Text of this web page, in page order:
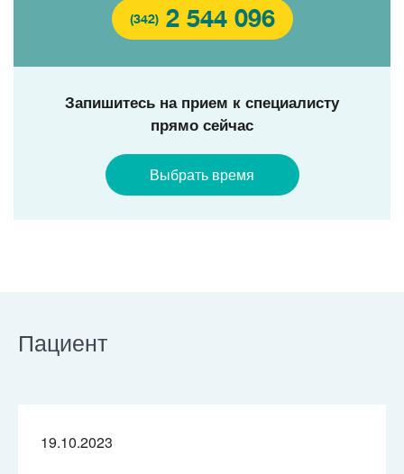
(342) 2 544 096
Запишитесь на прием к специалисту
прямо сейчас
Выбрать время
Пациент
19.10.2023